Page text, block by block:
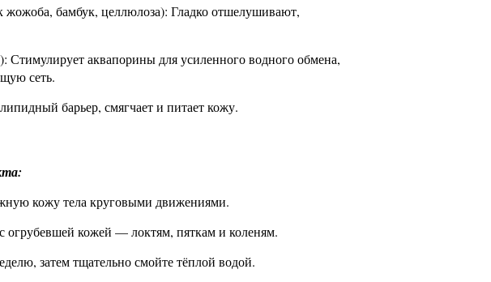
жожоба, бамбук, целлюлоза): Гладко отшелушивают,
Стимулирует аквапорины для усиленного водного обмена,
сеть.
барьер, смягчает и питает кожу.
кожу тела круговыми движениями.
огрубевшей кожей — локтям, пяткам и коленям.
затем тщательно смойте тёплой водой.